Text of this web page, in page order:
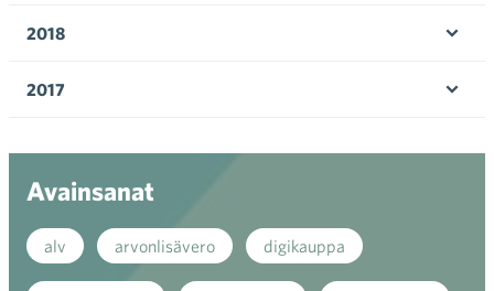
2018
2017
Avainsanat
alv arvonlisävero digikauppa